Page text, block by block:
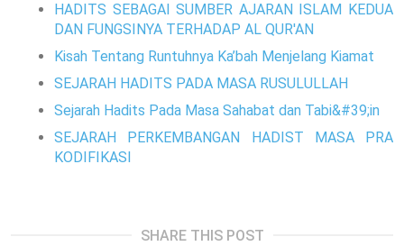
HADITS SEBAGAI SUMBER AJARAN ISLAM KEDUA
DAN FUNGSINYA TERHADAP AL QUR'AN
Kisah Tentang Runtuhnya Ka’bah Menjelang Kiamat
SEJARAH HADITS PADA MASA RUSULULLAH
Sejarah Hadits Pada Masa Sahabat dan Tabi&#39;in
SEJARAH PERKEMBANGAN HADIST MASA PRA
KODIFIKASI
SHARE THIS POST